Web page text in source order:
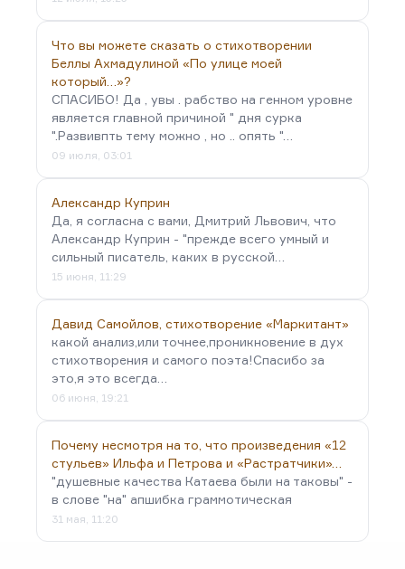
Что вы можете сказать о стихотворении
Беллы Ахмадулиной «По улице моей
который…»?
СПАСИБО! Да , увы . рабство на генном уровне
является главной причиной " дня сурка
".Развивпть тему можно , но .. опять "…
09 июля, 03:01
Александр Куприн
Да, я согласна с вами, Дмитрий Львович, что
Александр Куприн - "прежде всего умный и
сильный писатель, каких в русской…
15 июня, 11:29
Давид Самойлов, стихотворение «Маркитант»
какой анализ,или точнее,проникновение в дух
стихотворения и самого поэта!Спасибо за
это,я это всегда…
06 июня, 19:21
Почему несмотря на то, что произведения «12
стульев» Ильфа и Петрова и «Растратчики»…
"душевные качества Катаева были на таковы" -
в слове "на" апшибка граммотическая
31 мая, 11:20